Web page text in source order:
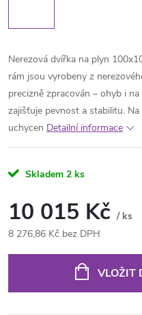
Nerezová dvířka na plyn
rám jsou vyrobeny z
precizně zpracován – ohyb i
zajišťuje pevnost a stabilitu.
uchycen Detailní informace
Skladem 2 ks
10 015 Kč / ks
8 276,86 Kč bez DPH
VLOŽIT